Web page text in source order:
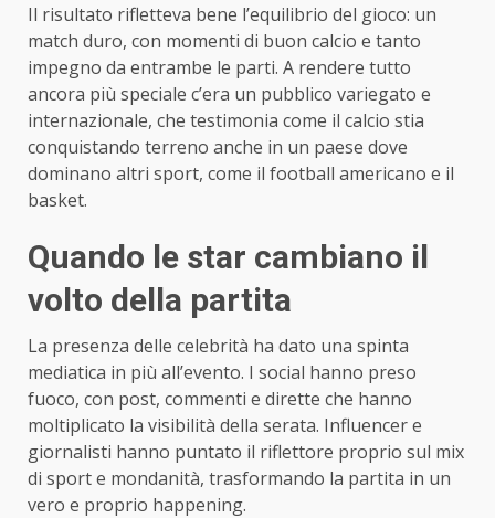
Il risultato rifletteva bene l’equilibrio del gioco: un
match duro, con momenti di buon calcio e tanto
impegno da entrambe le parti. A rendere tutto
ancora più speciale c’era un pubblico variegato e
internazionale, che testimonia come il calcio stia
conquistando terreno anche in un paese dove
dominano altri sport, come il football americano e il
basket.
Quando le star cambiano il
volto della partita
La presenza delle celebrità ha dato una spinta
mediatica in più all’evento. I social hanno preso
fuoco, con post, commenti e dirette che hanno
moltiplicato la visibilità della serata. Influencer e
giornalisti hanno puntato il riflettore proprio sul mix
di sport e mondanità, trasformando la partita in un
vero e proprio happening.